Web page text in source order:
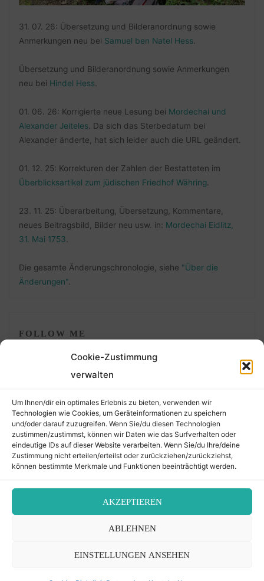
Cookie-Zustimmung
verwalten
Um Ihnen/dir ein optimales Erlebnis zu bieten, verwenden wir
Technologien wie Cookies, um Geräteinformationen zu speichern
und/oder darauf zuzugreifen. Wenn Sie/du diesen Technologien
zustimmen/zustimmst, können wir Daten wie das Surfverhalten oder
eindeutige IDs auf dieser Website verarbeiten. Wenn Sie/du Ihre/deine
Zustimmung nicht erteilen/erteilst oder zurückziehen/zurückziehst,
können bestimmte Merkmale und Funktionen beeinträchtigt werden.
AKZEPTIEREN
ABLEHNEN
EINSTELLUNGEN ANSEHEN
31. 07. 26: Übersetzung und Bilderanordnung sowie
Anmerkungen neu bei Samuel ben Natel Hess
Übersetzung und Bilderanordnung sowie Anmerkungen
neu bei Hindel Hess
01. 06. 26: Korrigierte neue Lesung bei Mordechai und
Alexander Jeiteles . Da sich das Sterbedatum bei
Alexander änderte, hat sich leider auch die URL geändert.
01. 12. 25: Korrekturen der Zahlen der Bestatteten im
Überblicksartikel zum jüdischen Friedhof Währing
23. 11. 25: Überarbeitung, Übersetzung, Kommentare,
neues Beitragsbild, Bilder neu usw. in: Mordechai Eidlitz,
31. Mai 1753
Die gesamte Änderungschronologie, siehe "Über die
Änderungen".
FOLLOW ME
©2026 Der Transkribierer
Kontakt / Impressum
Cookie-Richtlinie (EU)
Back
to